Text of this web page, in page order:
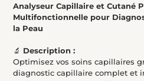
produit
à
votre
Analyseur Capillaire et Cutané
Multifonctionnelle pour
la Peau
🔬 Description :
Optimisez vos soins capillaires
diagnostic capillaire complet et